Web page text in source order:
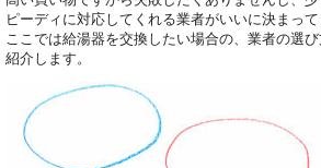
ピーディに対応してくれる業者がいいに決まって
ここでは給湯器を交換したい場合の、業者の選
紹介します。